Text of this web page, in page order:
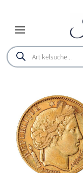
Products
search